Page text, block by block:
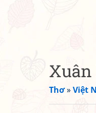
Thơ»Việt